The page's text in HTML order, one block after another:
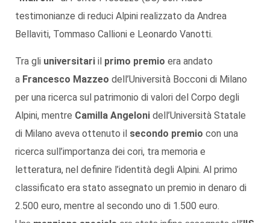
testimonianze di reduci Alpini realizzato da Andrea
Bellaviti, Tommaso Callioni e Leonardo Vanotti.
Tra gli universitari il primo premio era andato
a Francesco Mazzeo dell’Università Bocconi di Milano
per una ricerca sul patrimonio di valori del Corpo degli
Alpini, mentre Camilla Angeloni dell’Università Statale
di Milano aveva ottenuto il secondo premio con una
ricerca sull’importanza dei cori, tra memoria e
letteratura, nel definire l’identità degli Alpini. Al primo
classificato era stato assegnato un premio in denaro di
2.500 euro, mentre al secondo uno di 1.500 euro.